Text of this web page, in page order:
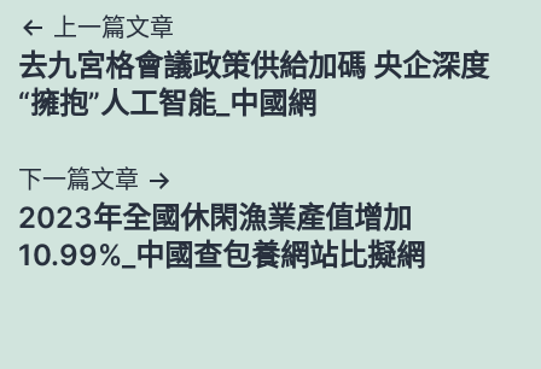
文
章
覽
上一篇文章
去九宮格會議政策供給加碼 央企深度
“擁抱”人工智能_中國網
下一篇文章
2023年全國休閑漁業產值增加
10.99%_中國查包養網站比擬網